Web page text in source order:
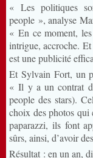
« Les politiques
people », analyse
« En ce moment,
intrigue, accroche.
est une publicité
Et Sylvain Fort, un
« Il y a un contrat
people des stars).
choix des photos
paparazzi, ils font
sûrs, ainsi, d’avoir
Résultat : en un an,